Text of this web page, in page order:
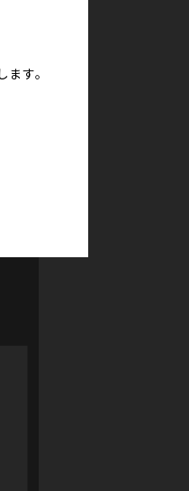
す。